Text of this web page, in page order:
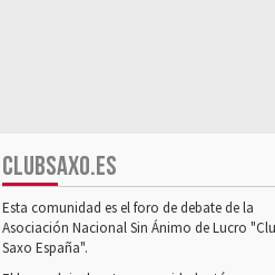
CLUBSAXO.ES
Esta comunidad es el foro de debate de la
Asociación Nacional Sin Ánimo de Lucro
Saxo España".